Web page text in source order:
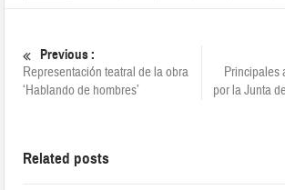
Previous :
Representación teatral de la obra
‘Hablando de hombres’
Principales
por la Junta
Related posts